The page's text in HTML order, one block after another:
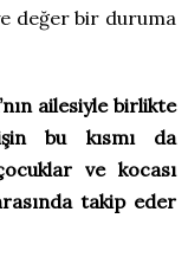
değer bir duruma
ailesiyle birlikte
bu kısmı da
ve kocası
takip eder